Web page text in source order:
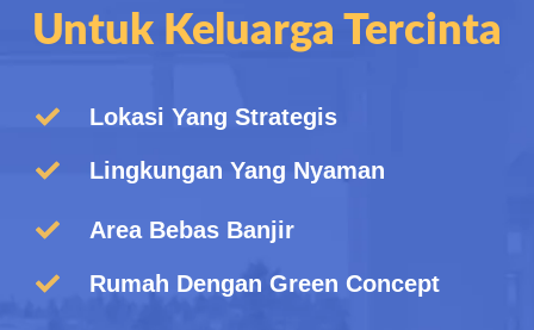
Untuk Keluarga Tercinta
Lokasi Yang Strategis
Lingkungan Yang Nyaman
Area Bebas Banjir
Rumah Dengan Green Concept